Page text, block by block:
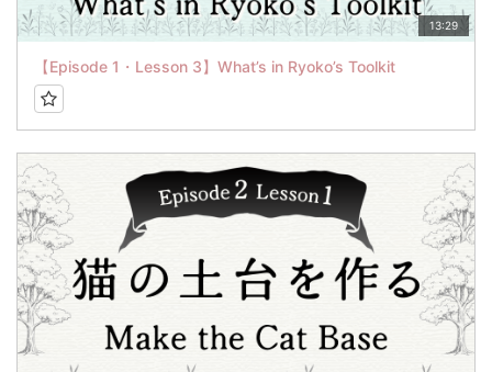
13:29
【Episode 1・Lesson 3】What’s in Ryoko’s Toolkit